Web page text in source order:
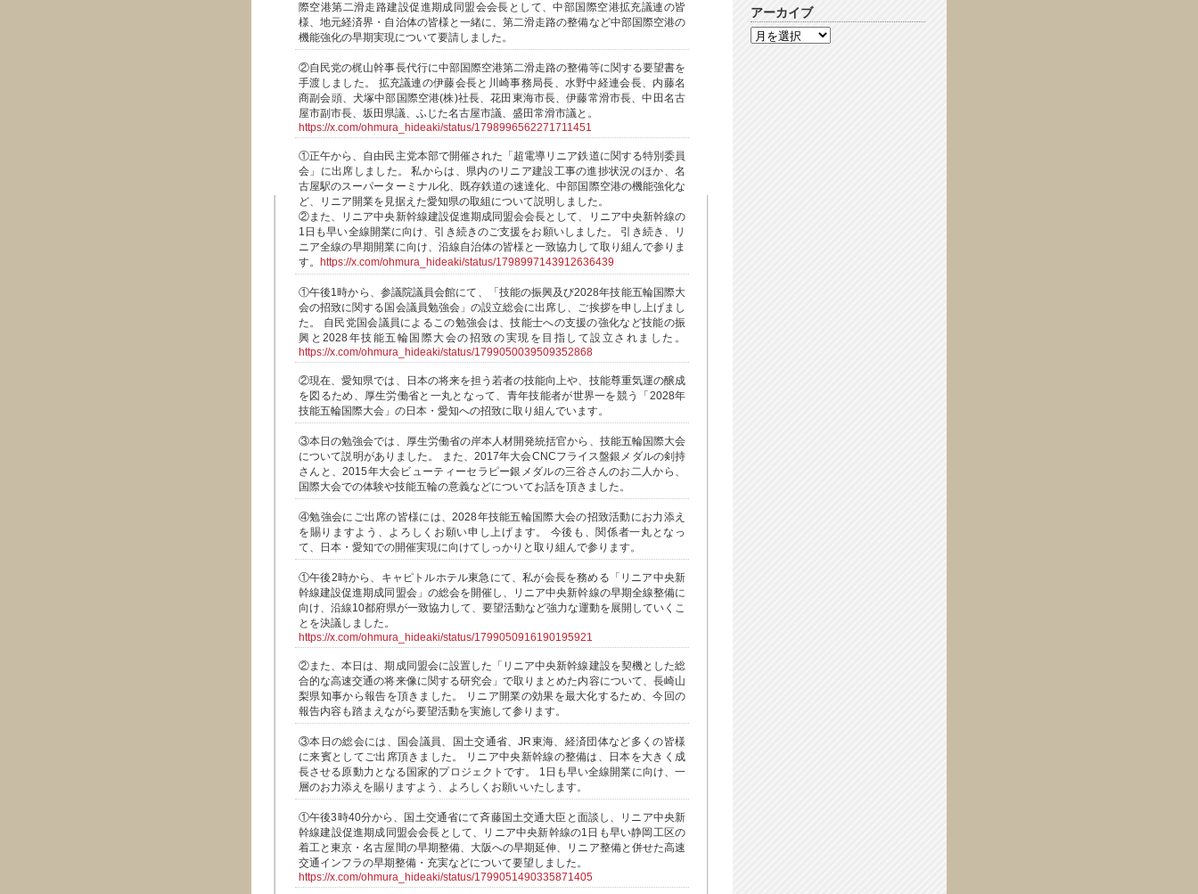
際空港第二滑走路建設促進期成同盟会会長として、中部国際空港拡充議連の皆
様、地元経済界・自治体の皆様と一緒に、第二滑走路の整備など中部国際空港の
機能強化の早期実現について要請しました。
②自民党の梶山幹事長代行に中部国際空港第二滑走路の整備等に関する要望書を
手渡しました。 拡充議連の伊藤会長と川崎事務局長、水野中経連会長、内藤名
商副会頭、犬塚中部国際空港(株)社長、花田東海市長、伊藤常滑市長、中田名古
屋市副市長、坂田県議、ふじた名古屋市議、盛田常滑市議と。
https://x.com/ohmura_hideaki/status/1798996562271711451
①正午から、自由民主党本部で開催された「超電導リニア鉄道に関する特別委員
会」に出席しました。 私からは、県内のリニア建設工事の進捗状況のほか、名
古屋駅のスーパーターミナル化、既存鉄道の速達化、中部国際空港の機能強化な
ど、リニア開業を見据えた愛知県の取組について説明しました。
②また、リニア中央新幹線建設促進期成同盟会会長として、リニア中央新幹線の
1日も早い全線開業に向け、引き続きのご支援をお願いしました。 引き続き、リ
ニア全線の早期開業に向け、沿線自治体の皆様と一致協力して取り組んで参りま
す。
https://x.com/ohmura_hideaki/status/1798997143912636439
①午後1時から、参議院議員会館にて、「技能の振興及び2028年技能五輪国際大
会の招致に関する国会議員勉強会」の設立総会に出席し、ご挨拶を申し上げまし
た。 自民党国会議員によるこの勉強会は、技能士への支援の強化など技能の振
興と2028年技能五輪国際大会の招致の実現を目指して設立されました。
https://x.com/ohmura_hideaki/status/1799050039509352868
②現在、愛知県では、日本の将来を担う若者の技能向上や、技能尊重気運の醸成
を図るため、厚生労働省と一丸となって、青年技能者が世界一を競う「2028年
技能五輪国際大会」の日本・愛知への招致に取り組んでいます。
③本日の勉強会では、厚生労働省の岸本人材開発統括官から、技能五輪国際大会
について説明がありました。 また、2017年大会CNCフライス盤銀メダルの剣持
さんと、2015年大会ビューティーセラピー銀メダルの三谷さんのお二人から、
国際大会での体験や技能五輪の意義などについてお話を頂きました。
④勉強会にご出席の皆様には、2028年技能五輪国際大会の招致活動にお力添え
を賜りますよう、よろしくお願い申し上げます。 今後も、関係者一丸となっ
て、日本・愛知での開催実現に向けてしっかりと取り組んで参ります。
①午後2時から、キャピトルホテル東急にて、私が会長を務める「リニア中央新
幹線建設促進期成同盟会」の総会を開催し、リニア中央新幹線の早期全線整備に
向け、沿線10都府県が一致協力して、要望活動など強力な運動を展開していくこ
とを決議しました。
https://x.com/ohmura_hideaki/status/1799050916190195921
②また、本日は、期成同盟会に設置した「リニア中央新幹線建設を契機とした総
合的な高速交通の将来像に関する研究会」で取りまとめた内容について、長崎山
梨県知事から報告を頂きました。 リニア開業の効果を最大化するため、今回の
報告内容も踏まえながら要望活動を実施して参ります。
③本日の総会には、国会議員、国土交通省、JR東海、経済団体など多くの皆様
に来賓としてご出席頂きました。 リニア中央新幹線の整備は、日本を大きく成
長させる原動力となる国家的プロジェクトです。 1日も早い全線開業に向け、一
層のお力添えを賜りますよう、よろしくお願いいたします。
①午後3時40分から、国土交通省にて斉藤国土交通大臣と面談し、リニア中央新
幹線建設促進期成同盟会会長として、リニア中央新幹線の1日も早い静岡工区の
着工と東京・名古屋間の早期整備、大阪への早期延伸、リニア整備と併せた高速
交通インフラの早期整備・充実などについて要望しました。
https://x.com/ohmura_hideaki/status/1799051490335871405
アーカイブ